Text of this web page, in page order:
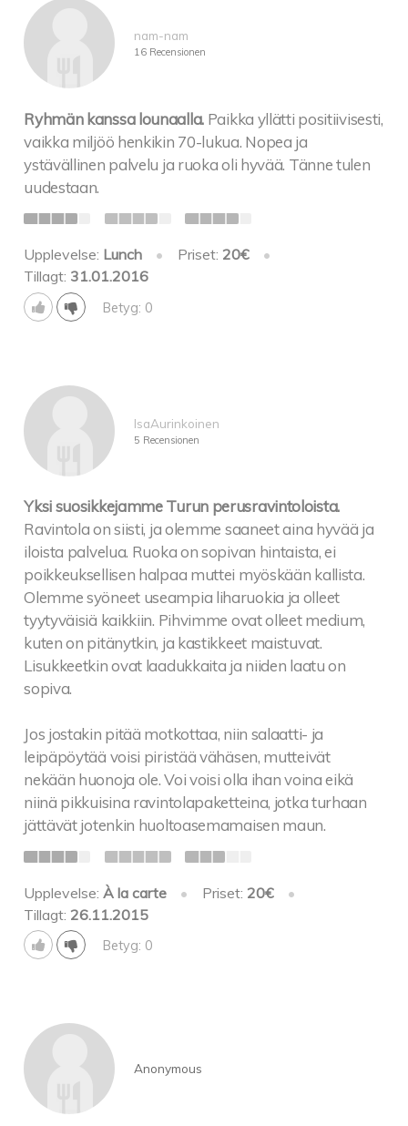
nam-nam
16 Recensionen
Ryhmän kanssa lounaalla. Paikka yllätti positiivisesti,
vaikka miljöö henkikin 70-lukua. Nopea ja
ystävällinen palvelu ja ruoka oli hyvää. Tänne tulen
uudestaan.
Upplevelse: Lunch • Priset: 20€
•
Tillagt: 31.01.2016
Betyg: 0
IsaAurinkoinen
5 Recensionen
Yksi suosikkejamme Turun perusravintoloista.
Ravintola on siisti, ja olemme saaneet aina hyvää ja
iloista palvelua. Ruoka on sopivan hintaista, ei
poikkeuksellisen halpaa muttei myöskään kallista.
Olemme syöneet useampia liharuokia ja olleet
tyytyväisiä kaikkiin. Pihvimme ovat olleet medium,
kuten on pitänytkin, ja kastikkeet maistuvat.
Lisukkeetkin ovat laadukkaita ja niiden laatu on
sopiva.
Jos jostakin pitää motkottaa, niin salaatti- ja
leipäpöytää voisi piristää vähäsen, mutteivät
nekään huonoja ole. Voi voisi olla ihan voina eikä
niinä pikkuisina ravintolapaketteina, jotka turhaan
jättävät jotenkin huoltoasemamaisen maun.
Upplevelse:À la carte • Priset: 20€
•
Tillagt: 26.11.2015
Betyg: 0
Anonymous